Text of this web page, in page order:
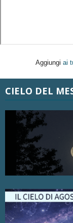
Aggiungi ai
CIELO DEL